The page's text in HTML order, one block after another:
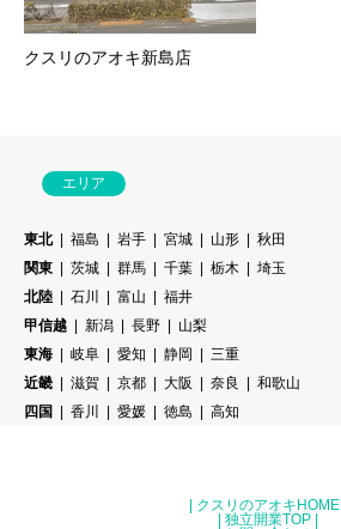
クスリのアオキ新島店
エリア
東北 福島 岩手 宮城 山形
秋田
関東
茨城 群馬 千葉 栃木
埼玉
北陸
石川 富山
福井
甲信越
新潟 長野
山梨
東海
岐阜 愛知 静岡
三重
近畿
滋賀 京都 大阪 奈良
和歌山
四国
香川 愛媛 徳島 高知
クスリのアオキHOME
独立開業TOP